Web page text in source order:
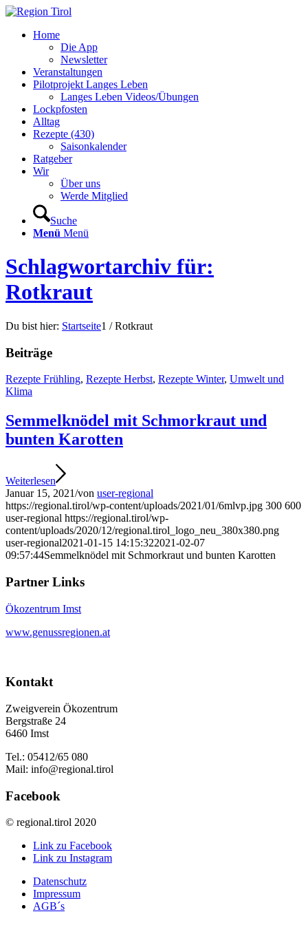
Home
Die App
Newsletter
Veranstaltungen
Pilotprojekt Langes Leben
Langes Leben Videos/Übungen
Lockpfosten
Alltag
Rezepte (430)
Saisonkalender
Ratgeber
Wir
Über uns
Werde Mitglied
Suche
Menü Menü
Schlagwortarchiv für:
Rotkraut
Du bist hier: Startseite1 / Rotkraut
Beiträge
Rezepte Frühling, Rezepte Herbst, Rezepte Winter, Umwelt und
Klima
Semmelknödel mit Schmorkraut und
bunten Karotten
Weiterlesen
Januar 15, 2021/von user-regional
https://regional.tirol/wp-content/uploads/2021/01/6mlvp.jpg 300 600
user-regional https://regional.tirol/wp-
content/uploads/2020/12/regional.tirol_logo_neu_380x380.png
user-regional2021-01-15 14:15:322021-02-07
09:57:44Semmelknödel mit Schmorkraut und bunten Karotten
Partner Links
Ökozentrum Imst
www.genussregionen.at
Kontakt
Zweigverein Ökozentrum
Bergstraße 24
6460 Imst
Tel.: 05412/65 080
Mail: info@regional.tirol
Facebook
© regional.tirol 2020
Link zu Facebook
Link zu Instagram
Datenschutz
Impressum
AGB´s